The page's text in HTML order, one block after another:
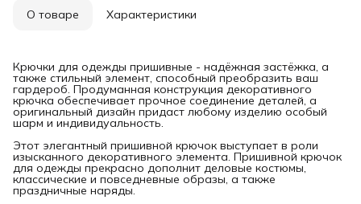
О товаре Характеристики
Крючки для одежды пришивные - надёжная застёжка, а
также стильный элемент, способный преобразить ваш
гардероб. Продуманная конструкция декоративного
крючка обеспечивает прочное соединение деталей, а
оригинальный дизайн придаст любому изделию особый
шарм и индивидуальность.
Этот элегантный пришивной крючок выступает в роли
изысканного декоративного элемента. Пришивной крючок
для одежды прекрасно дополнит деловые костюмы,
классические и повседневные образы, а также
праздничные наряды.